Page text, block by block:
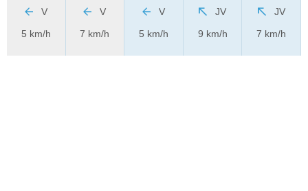
V
5 km/h
V
7 km/h
V
5 km/h
JV
9 km/h
JV
7 km/h